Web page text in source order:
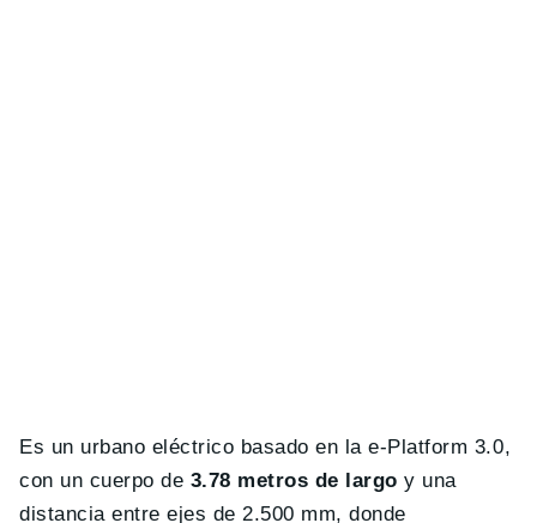
Es un urbano eléctrico basado en la e-Platform 3.0,
con un cuerpo de 3.78 metros de largo y una
distancia entre ejes de 2.500 mm, donde